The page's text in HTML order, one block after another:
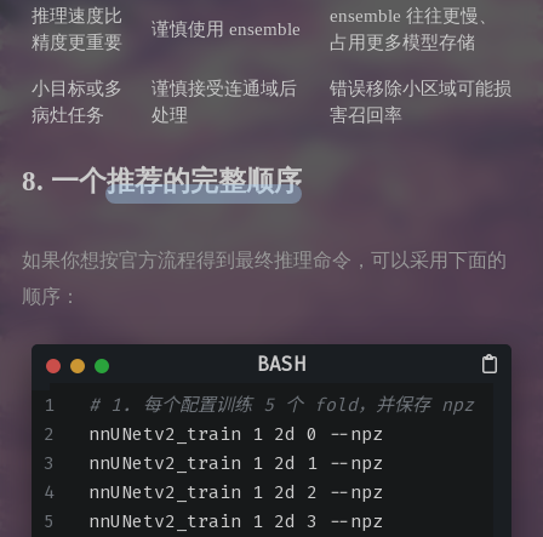
推理速度比
精度更重要
谨慎使用 ensemble
ensemble 往往更慢、
占用更多模型存储
小目标或多
病灶任务
谨慎接受连通域后
处理
错误移除小区域可能损
害召回率
8. 一个推荐的完整顺序
如果你想按官方流程得到最终推理命令，可以采用下面的
顺序：
# 1. 每个配置训练 5 个 fold，并保存 npz
nnUNetv2_train 1 2d 0 --npz
nnUNetv2_train 1 2d 1 --npz
nnUNetv2_train 1 2d 2 --npz
nnUNetv2_train 1 2d 3 --npz